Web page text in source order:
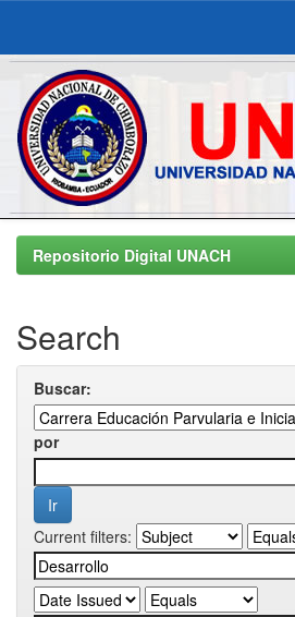
Skip
navigationRepositorio Digital UNACH
Search
Buscar:
por
Current filters: